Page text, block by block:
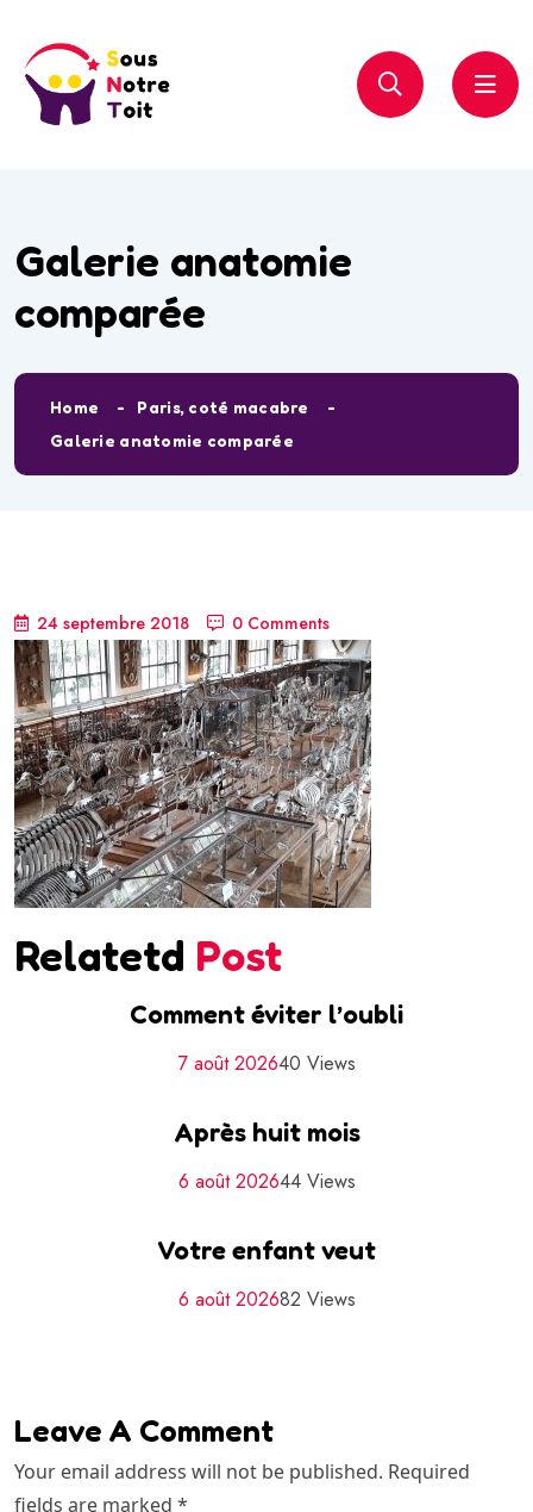
Galerie anatomie
comparée
Home
Paris, coté macabre
Galerie anatomie comparée
24 septembre 2018 0 Comments
Relatetd Post
Comment éviter l’oubli
7 août 202640 Views
Après huit mois
6 août 202644 Views
Votre enfant veut
6 août 202682 Views
Leave A Comment
Your email address will not be published. Required
fields are marked *